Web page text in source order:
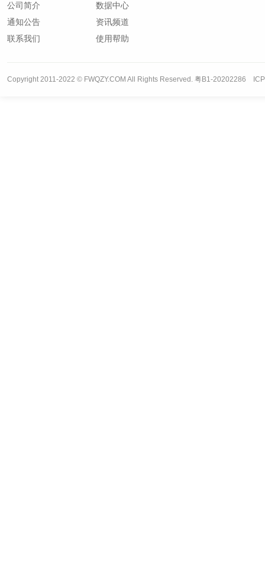
公司简介
数据中心
通知公告
资讯频道
联系我们
使用帮助
Copyright 2011-2022 © FWQZY.COM All Rights Reserved. 粤B1-20202286